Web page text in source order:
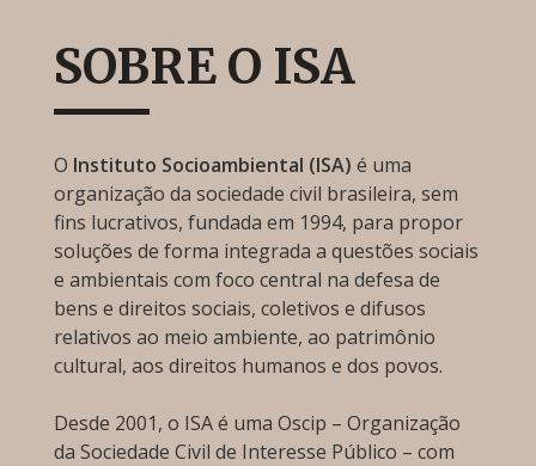
SOBRE O ISA
O Instituto Socioambiental (ISA) é uma
organização da sociedade civil brasileira, sem
fins lucrativos, fundada em 1994, para propor
soluções de forma integrada a questões sociais
e ambientais com foco central na defesa de
bens e direitos sociais, coletivos e difusos
relativos ao meio ambiente, ao patrimônio
cultural, aos direitos humanos e dos povos.
Desde 2001, o ISA é uma Oscip – Organização
da Sociedade Civil de Interesse Público – com